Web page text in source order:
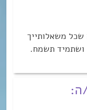
משאלותייך
ושתמיד תשמח.